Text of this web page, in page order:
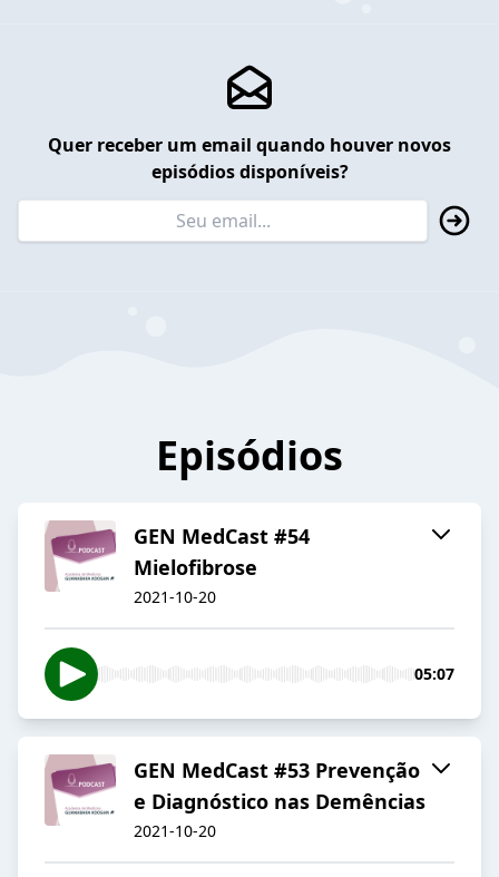
Quer receber um email quando houver novos
episódios disponíveis?
Episódios
GEN MedCast #54
Mielofibrose
2021-10-20
05:07
GEN MedCast #53 Prevenção
e Diagnóstico nas Demências
2021-10-20